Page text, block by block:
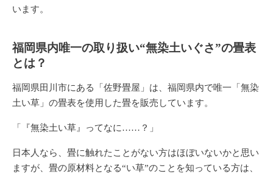
います。
福岡県内唯一の取り扱い“無染土いぐさ”の畳表
とは？
福岡県田川市にある「佐野畳屋」は、福岡県内で唯一 「無染
土い草 」の畳表を使用した畳を販売しています。
「『無染土い草』ってなに……？」
日本人なら、畳に触れたことがない方はほぼいないかと思い
ますが、畳の原材料となる“い草”のことを知っている方は、